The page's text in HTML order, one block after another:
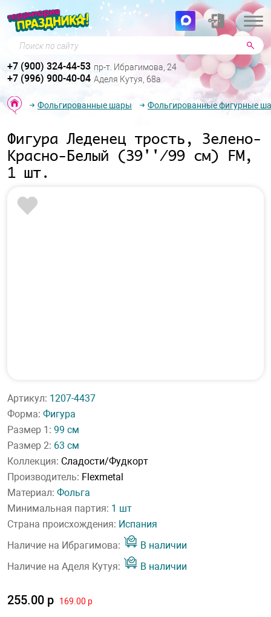
Поиск по сайту
+7 (900) 324-44-53 пр-т. Ибрагимова, 24
+7 (996) 900-40-04 Аделя Кутуя, 68а
Фольгированные шары Фольгированные фигурные
Фигура Леденец трость, Зелено-
Красно-Белый (39''/99 см) FM,
1 шт.
Артикул: 1207-4437
Форма: Фигура
Размер 1: 99 см
Размер 2: 63 см
Коллекция: Сладости/Фудкорт
Производитель: Flexmetal
Материал: Фольга
Минимальная партия: 1 шт
Страна происхождения: Испания
Наличие на Ибрагимова:
В наличии
Наличие на Аделя Кутуя:
В наличии
255.00 р 169.00 р